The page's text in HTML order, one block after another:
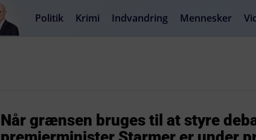
Politik Krimi Indvandring Mennesker
Når grænsen bruges til at styre